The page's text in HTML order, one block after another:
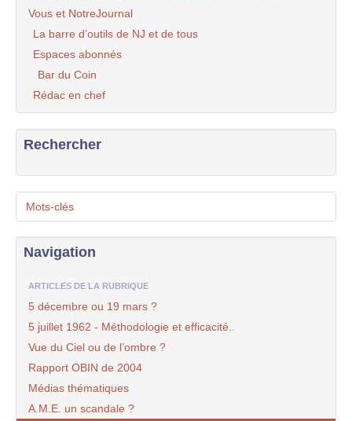
Vous et NotreJournal
La barre d’outils de NJ et de tous
Espaces abonnés
Bar du Coin
Rédac en chef
Rechercher
Mots-clés
Navigation
ARTICLES DE LA RUBRIQUE
5 décembre ou 19 mars ?
5 juillet 1962 - Méthodologie et efficacité..
Vue du Ciel ou de l’ombre ?
Rapport OBIN de 2004
Médias thématiques
A.M.E. un scandale ?